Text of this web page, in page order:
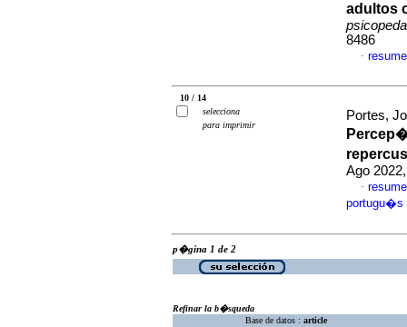
adultos
8486
·
10 / 14
selecciona
para imprimir
Portes,
Ago
·
portugu�s
p�gina 1 de 2
Refinar la b�squeda
Base de datos : article